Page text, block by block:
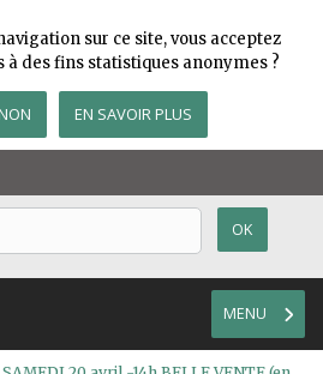
MENU
sur ce site, vous acceptez
des fins statistiques anonymes ?
EN SAVOIR PLUS